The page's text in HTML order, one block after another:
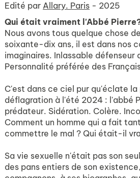
Edité par Allary. Paris - 2025
Qui était vraiment l'Abbé
Nous avons tous quelque chose
soixante-dix ans, il est dans nos
imaginaires. Inlassable défenseur
Personnalité préférée des
C'est dans ce ciel pur qu'éclate la
déflagration à l'été 2024 : l'abbé
prédateur. Sidération. Colère.
Comment un homme qui a fait
commettre le mal ? Qui était-il
Sa vie sexuelle n'était pas son
des pans entiers de son